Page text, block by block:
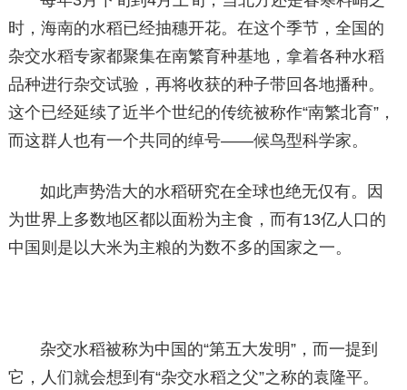
时，海南的水稻已经抽穗开花。在这个季节，全国的
杂交水稻专家都聚集在南繁育种基地，拿着各种水稻
品种进行杂交试验，再将收获的种子带回各地播种。
这个已经延续了近半个世纪的传统被称作“南繁北育”，
而这群人也有一个共同的绰号——候鸟型科学家。
如此声势浩大的水稻研究在全球也绝无仅有。因
为世界上多数地区都以面粉为主食，而有13亿人口的
中国则是以大米为主粮的为数不多的国家之一。
杂交水稻被称为中国的“第五大发明”，而一提到
它，人们就会想到有“杂交水稻之父”之称的袁隆平。